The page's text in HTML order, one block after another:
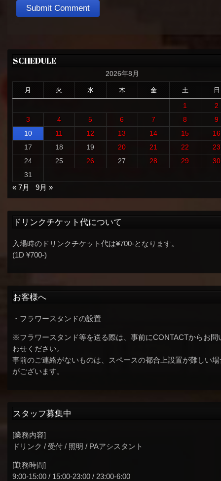
SCHEDULE
2026年8月
月 火 水 木 金 土 日
1
2
3
4 5 6 7 8
9
10
11 12 13 14 15
16
17
18 19 20 21 22
23
24
25 26 27 28 29
30
31
« 7月
9月 »
ドリンクチケット代について
入場時のドリンクチケット代は¥700-となります。
(1D ¥700-)
お客様へ
・フラワースタンドの設置
※フラワースタンド等を送る際は、事前にCONTACTからお問
わせください。
事前のご連絡がないものは、スペースの都合上設置が難しい場
がございます。
スタッフ募集中
[業務内容]
ドリンク / 受付 / 照明 / PAアシスタント
[勤務時間]
9:00-15:00 / 15:00-23:00 / 23:00-6:00